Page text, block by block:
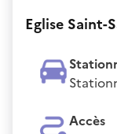
Eglise Saint-
Accès